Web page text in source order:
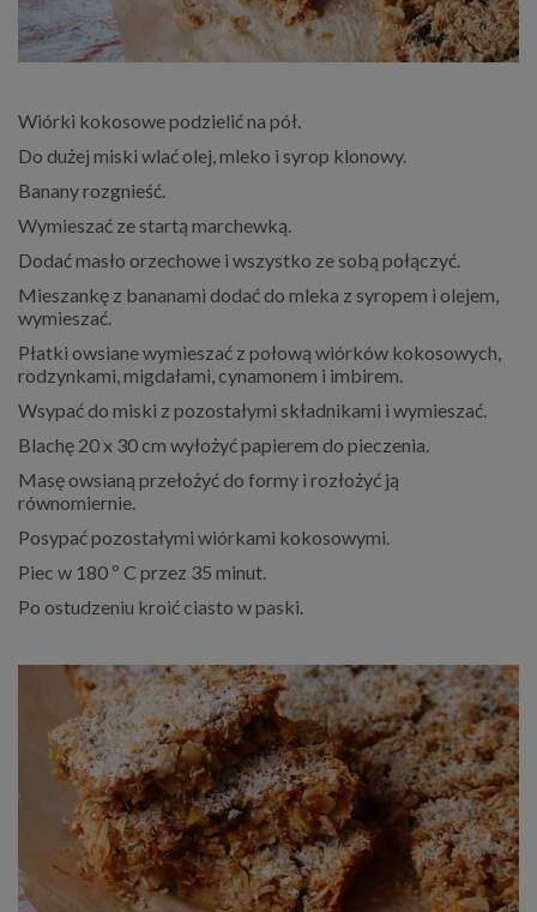
Wiórki kokosowe podzielić na pół.
Do dużej miski wlać olej, mleko i syrop klonowy.
Banany rozgnieść.
Wymieszać ze startą marchewką.
Dodać masło orzechowe i wszystko ze sobą połączyć.
Mieszankę z bananami dodać do mleka z syropem i olejem,
wymieszać.
Płatki owsiane wymieszać z połową wiórków kokosowych,
rodzynkami, migdałami, cynamonem i imbirem.
Wsypać do miski z pozostałymi składnikami i wymieszać.
Blachę 20 x 30 cm wyłożyć papierem do pieczenia.
Masę owsianą przełożyć do formy i rozłożyć ją
równomiernie.
Posypać pozostałymi wiórkami kokosowymi.
Piec w 180 º C przez 35 minut.
Po ostudzeniu kroić ciasto w paski.